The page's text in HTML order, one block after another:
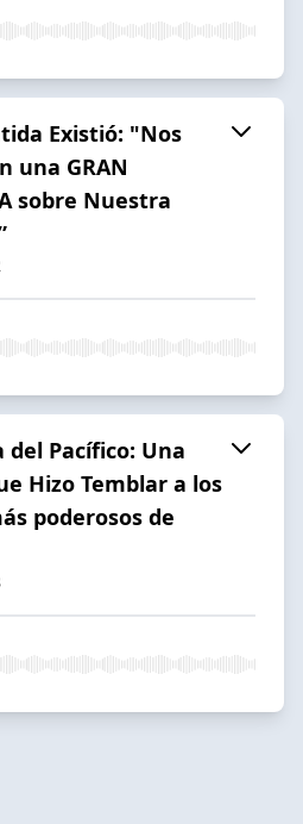
Existió: "Nos
una GRAN
sobre Nuestra
del Pacífico: Una
Hizo Temblar a los
poderosos de